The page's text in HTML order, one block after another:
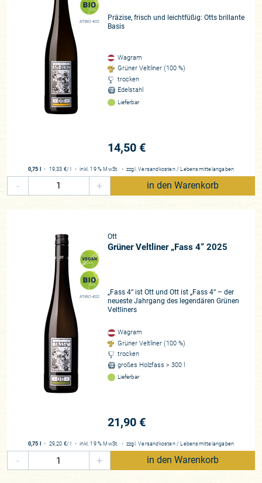
Winzer*in
Bernhard Ott
95% Grüner Veltliner, Chardonnay, Muskateller, Müller-Thurgau
Mitgliedschaft/Verbände
Traditionsweingüter Österreich, „Respekt-Biodyn“
Zusammenarbeit
Bernhard Ott übernimmt den Betrieb 1995
Hochachtung an das ganze Ott- Team für die konsequente
Arbeit, die uns Jahr für Jahr so schöne Vetliner beschert!
AT-BIO-402
Präzise, frisch und leichtfüßig: Otts brillante
Basis
Wagram
Grüner Veltliner (100 %)
trocken
Edelstahl
Lieferbar
14,50 €
0,75 l ・ 19,33 €/ l ・inkl. 19 % MwSt. ・ zzgl.Versandkosten / Lebensmittelangaben
- + in den Warenkorb
AT-BIO-402
Ott
Grüner Veltliner „Fass 4“ 2025
„Fass 4“ ist Ott und Ott ist „Fass 4“ – der
neueste Jahrgang des legendären Grünen
Veltliners
Wagram
Grüner Veltliner (100 %)
trocken
großes Holzfass > 300 l
Lieferbar
21,90 €
0,75 l ・ 29,20 €/ l ・inkl. 19 % MwSt. ・ zzgl.Versandkosten / Lebensmittelangaben
- + in den Warenkorb